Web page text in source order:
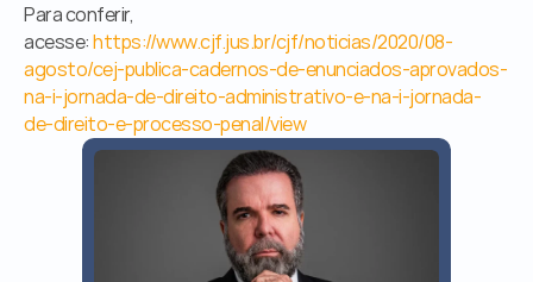
Para conferir,
acesse: https://www.cjf.jus.br/cjf/noticias/2020/08-
agosto/cej-publica-cadernos-de-enunciados-aprovados-
na-i-jornada-de-direito-administrativo-e-na-i-jornada-
de-direito-e-processo-penal/view